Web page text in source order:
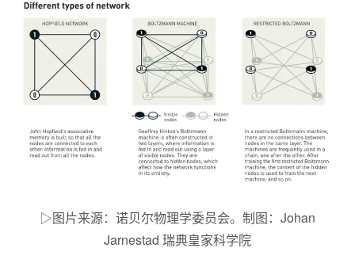
▷图片来源：诺贝尔物理学委员会。制图：Johan
Jarnestad 瑞典皇家科学院